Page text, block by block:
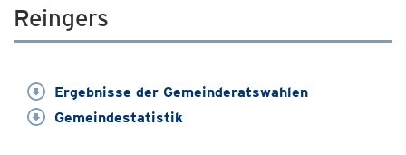
Reingers
Ergebnisse der Gemeinderatswahlen
Gemeindestatistik